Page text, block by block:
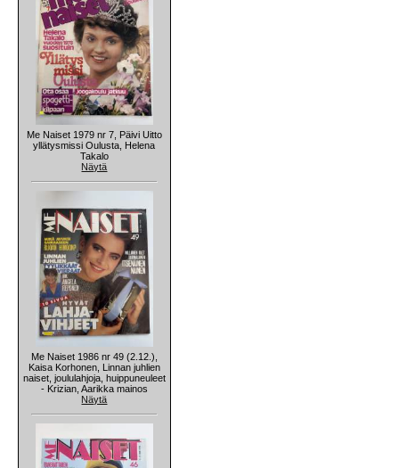
Me Naiset 1979 nr 7, Päivi Uitto
yllätysmissi Oulusta, Helena
Takalo
Näytä
Me Naiset 1986 nr 49 (2.12.),
Kaisa Korhonen, Linnan juhlien
naiset, joululahjoja, huippuneuleet
- Krizian, Aarikka mainos
Näytä